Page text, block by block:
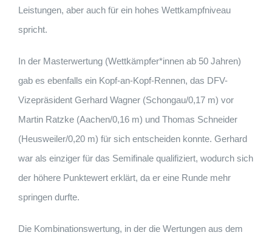
Leistungen, aber auch für ein hohes Wettkampfniveau
spricht.
In der Masterwertung (Wettkämpfer*innen ab 50 Jahren)
gab es ebenfalls ein Kopf-an-Kopf-Rennen, das DFV-
Vizepräsident Gerhard Wagner (Schongau/0,17 m) vor
Martin Ratzke (Aachen/0,16 m) und Thomas Schneider
(Heusweiler/0,20 m) für sich entscheiden konnte. Gerhard
war als einziger für das Semifinale qualifiziert, wodurch sich
der höhere Punktewert erklärt, da er eine Runde mehr
springen durfte.
Die Kombinationswertung, in der die Wertungen aus dem